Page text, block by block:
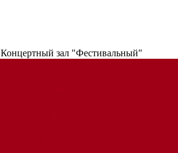
Концертный зал "Фестивальный"